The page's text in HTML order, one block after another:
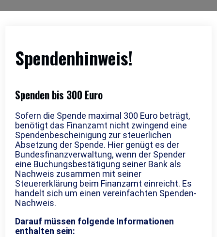
Spendenhinweis!
Spenden bis 300 Euro
Sofern die Spende maximal 300 Euro beträgt,
benötigt das Finanzamt nicht zwingend eine
Spendenbescheinigung zur steuerlichen
Absetzung der Spende. Hier genügt es der
Bundesfinanzverwaltung, wenn der Spender
eine Buchungsbestätigung seiner Bank als
Nachweis zusammen mit seiner
Steuererklärung beim Finanzamt einreicht. Es
handelt sich um einen vereinfachten Spenden-
Nachweis.
Darauf müssen folgende Informationen
enthalten sein: